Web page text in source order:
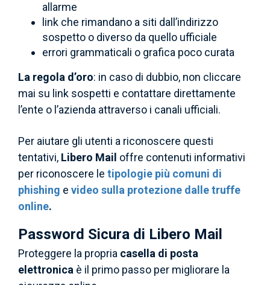
allarme
link che rimandano a siti dall’indirizzo
sospetto o diverso da quello ufficiale
errori grammaticali o grafica poco curata
La regola d’oro: in caso di dubbio, non cliccare
mai su link sospetti e contattare direttamente
l’ente o l’azienda attraverso i canali ufficiali.
Per aiutare gli utenti a riconoscere questi
tentativi, Libero Mail offre contenuti informativi
per riconoscere le tipologie più comuni di
phishing e video sulla protezione dalle truffe
online.
Password Sicura di Libero Mail
Proteggere la propria casella di posta
elettronica è il primo passo per migliorare la